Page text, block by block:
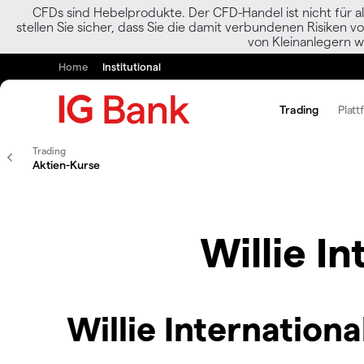
CFDs sind Hebelprodukte. Der CFD-Handel ist nicht für
stellen Sie sicher, dass Sie die damit verbundenen Risiken
von Kleinanlegern
Home Institutional
Trading
Trading
Aktien-Kurse
Willie
Willie